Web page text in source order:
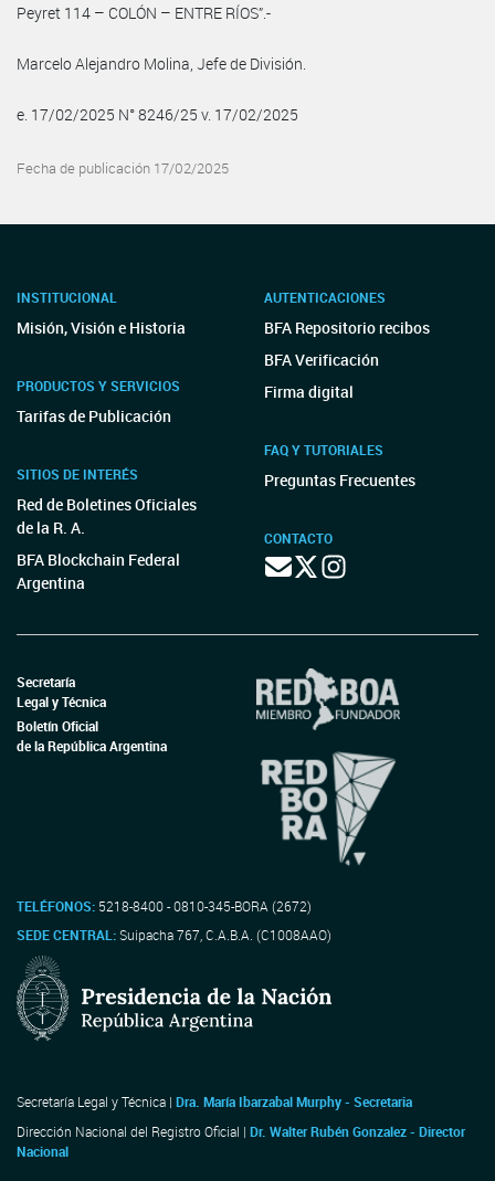
Peyret 114 – COLÓN – ENTRE RÍOS”.-
Marcelo Alejandro Molina, Jefe de División.
e. 17/02/2025 N° 8246/25 v. 17/02/2025
Fecha de publicación 17/02/2025
INSTITUCIONAL
Misión, Visión e Historia
PRODUCTOS Y SERVICIOS
Tarifas de Publicación
SITIOS DE INTERÉS
Red de Boletines Oficiales
de la R. A.
BFA Blockchain Federal
Argentina
AUTENTICACIONES
BFA Repositorio recibos
BFA Verificación
Firma digital
FAQ Y TUTORIALES
Preguntas Frecuentes
CONTACTO
Secretaría
Legal y Técnica
Boletín Oficial
de la República Argentina
TELÉFONOS: 5218-8400 - 0810-345-BORA (2672)
SEDE CENTRAL:Suipacha 767, C.A.B.A. (C1008AAO)
Secretaría Legal y Técnica | Dra. María Ibarzabal Murphy - Secretaria
Dirección Nacional del Registro Oficial | Dr. Walter Rubén Gonzalez - Director
Nacional